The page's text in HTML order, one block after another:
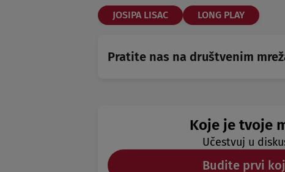
JOSIPA LISAC LONG PLAY
Pratite nas na društvenim
Koje je tvoje
Učestvuj u
Budite prvi